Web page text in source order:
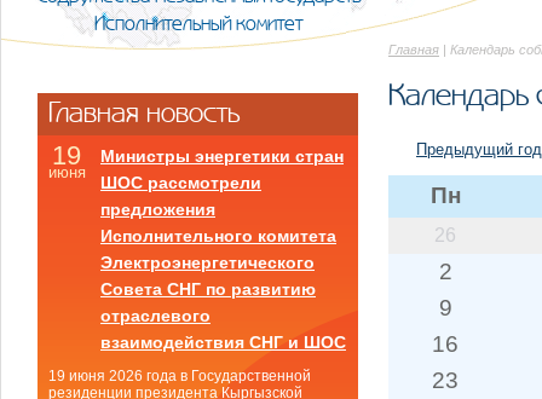
Исполнительный комитет
Главная | Календарь
Календарь
Предыдущий год
Пн
26
2
9
16
23
Главная новость
19
июня
Министры энергетики стран
ШОС рассмотрели
предложения
Исполнительного комитета
Электроэнергетического
Совета СНГ по развитию
отраслевого
взаимодействия СНГ и ШОС
19 июня 2026 года в Государственной
резиденции президента Кыргызской